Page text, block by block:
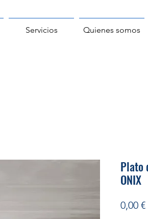
Servicios Quienes somos
Plato
ONIX
0,00 €